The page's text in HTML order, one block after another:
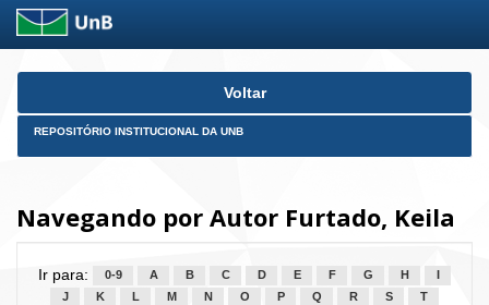
Skip
Voltar
REPOSITÓRIO INSTITUCIONAL DA UNB
Navegando por Autor Furtado, Keila
Ir para: 0-9 A B C D E F G H
J
K L M N O P Q R S
T